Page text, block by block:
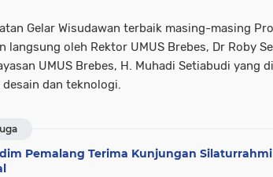
Gelar Wisudawan terbaik masing-masing
langsung oleh Rektor UMUS Brebes, Dr Roby
UMUS Brebes, H. Muhadi Setiabudi yang
dan teknologi.
Pemalang Terima Kunjungan Silaturrahmi